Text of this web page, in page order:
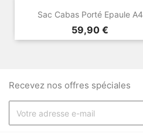
Sac Cabas Porté Epaule A4
Prix
59,90 €
Recevez nos offres spéciales